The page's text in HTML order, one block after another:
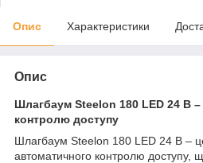
Опис Характеристики
Опис
Шлагбаум Steelon 180 LED 24 В –
контролю доступу
Шлагбаум Steelon 180 LED 24 В –
автоматичного контролю доступу,